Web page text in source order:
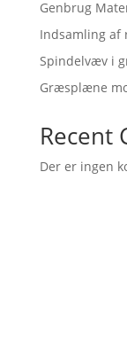
Genbrug
Indsamling af
Spindelvæv i
Græsplæne
Recent
Der er ingen